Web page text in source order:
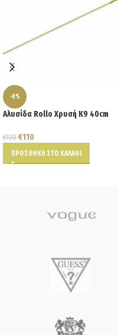
-8%
Αλυσίδα Rollo Χρυσή Κ9 40cm
€120 €110
ΠΡΟΣΘΉΚΗ ΣΤΟ ΚΑΛΆΘΙ